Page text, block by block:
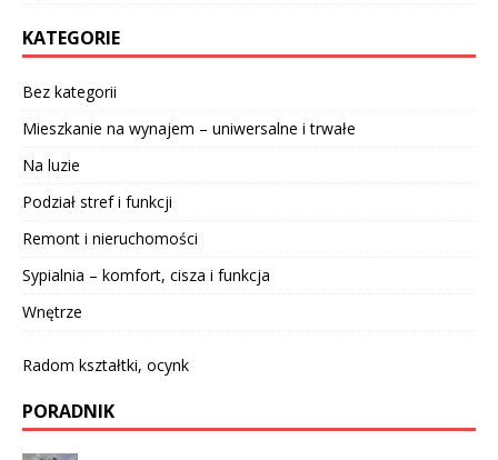
KATEGORIE
Bez kategorii
Mieszkanie na wynajem – uniwersalne i trwałe
Na luzie
Podział stref i funkcji
Remont i nieruchomości
Sypialnia – komfort, cisza i funkcja
Wnętrze
Radom kształtki, ocynk
PORADNIK